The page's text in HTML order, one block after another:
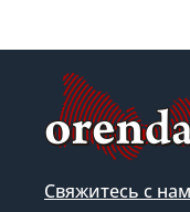
Свяжитесь с